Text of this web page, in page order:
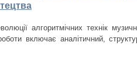
алгоритмічних технік
включає аналітичний,